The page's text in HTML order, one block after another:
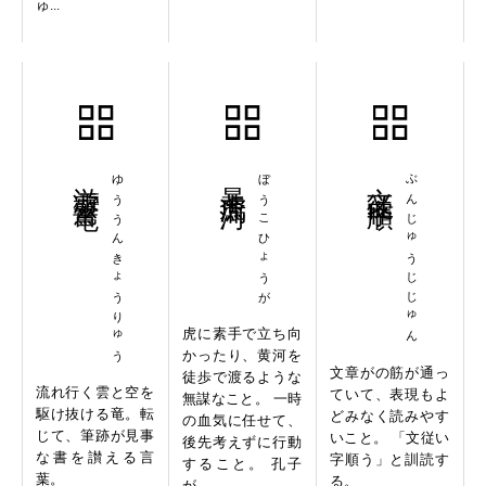
ゅ...
ゆううんきょうりゅう
流れ行く雲と空を
駆け抜ける竜。転
じて、筆跡が見事
な書を讃える言
葉。
ぼうこひょうが
虎に素手で立ち向
かったり、黄河を
徒歩で渡るような
無謀なこと。 一時
の血気に任せて、
後先考えずに行動
すること。 孔子
ぶんじゅうじじゅん
文章がの筋が通っ
ていて、表現もよ
どみなく読みやす
いこと。 「文従い
字順う」と訓読す
る。